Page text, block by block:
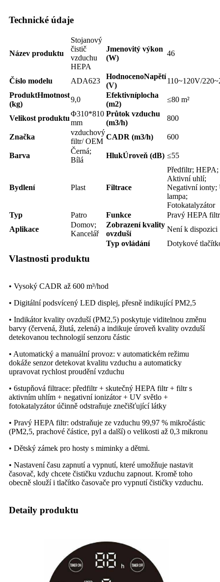
Technické údaje
Název produktu
Stojanový
čistič
vzduchu
HEPA
Jmenovitý výkon
(W)
46
Číslo modelu ADA623
HodnocenoNapětí
(V)
110~120V/
ProduktHmotnost
(kg)
9,0
Efektivníplocha
(m2)
≤80 m²
Velikost produktu
Φ310*810
mm
Průtok vzduchu
(m3/h)
800
Značka
vzduchový
filtr/ OEM
CADR (m3/h) 600
Barva
Černá;
Bílá
HlukÚroveň (dB) ≤55
Bydlení Plast Filtrace
Předfiltr; HEPA;
Aktivní uhlí;
Negativní ionty;
lampa;
Fotokatalyzátor
Typ
Patro Funkce
Pravý HEPA filtr
Aplikace
Domov;
Kancelář
Zobrazení kvality
ovzduší
Není k dispozici
Typ ovládání
Dotykové
Vlastnosti produktu
• Vysoký CADR až 600 m³/hod
• Digitální podsvícený LED displej, přesně indikující PM2,5
• Indikátor kvality ovzduší (PM2,5) poskytuje viditelnou změnu
barvy (červená, žlutá, zelená) a indikuje úroveň kvality ovzduší
detekovanou technologií senzoru částic
• Automatický a manuální provoz: v automatickém režimu
dokáže senzor detekovat kvalitu vzduchu a automaticky
upravovat rychlost proudění vzduchu
• 6stupňová filtrace: předfiltr + skutečný HEPA filtr + filtr s
aktivním uhlím + negativní ionizátor + UV světlo +
fotokatalyzátor účinně odstraňuje znečišťující látky
• Pravý HEPA filtr: odstraňuje ze vzduchu 99,97 % mikročástic
(PM2,5, prachové částice, pyl a další) o velikosti až 0,3 mikronu
• Dětský zámek pro hosty s miminky a dětmi.
• Nastavení času zapnutí a vypnutí, které umožňuje nastavit
časovač, kdy chcete čističku vzduchu zapnout. Kromě toho
obecně slouží i tlačítko časovače pro vypnutí čističky vzduchu.
Detaily produktu